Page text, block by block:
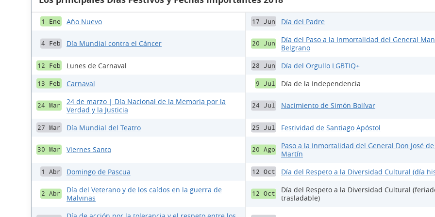
1 Ene Año Nuevo
4 Feb Día Mundial contra el Cáncer
12 Feb Lunes de Carnaval
13 Feb Carnaval
24 Mar
24 de marzo | Día Nacional de la Memoria por la
Verdad y la Justicia
27 Mar Día Mundial del Teatro
30 Mar Viernes Santo
1 Abr Domingo de Pascua
2 Abr
Día del Veterano y de los caídos en la guerra de
Malvinas
17 Jun Día del Padre
20 Jun
Día del Paso a la Inmortalidad del General
Belgrano
28 Jun Día del Orgullo LGBTIQ+
9 Jul Día de la Independencia
24 Jul Nacimiento de Simón Bolívar
25 Jul Festividad de Santiago Apóstol
20 Ago
Paso a la Inmortalidad del General Don José de
Martín
12 Oct Día del Respeto a la Diversidad Cultural (día
12 Oct
Día del Respeto a la Diversidad Cultural
trasladable)